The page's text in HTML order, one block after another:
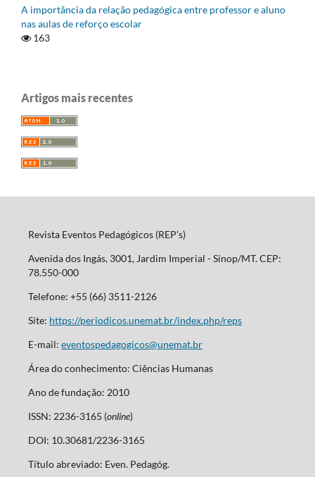
A importância da relação pedagógica entre professor e aluno
nas aulas de reforço escolar
163
Artigos mais recentes
Revista Eventos Pedagógicos (REP’s)
Avenida dos Ingás, 3001, Jardim Imperial - Sinop/MT. CEP:
78.550-000
Telefone: +55 (66) 3511-2126
Site: https://periodicos.unemat.br/index.php/reps
E-mail: eventospedagogicos@unemat.br
Área do conhecimento: Ciências Humanas
Ano de fundação: 2010
ISSN: 2236-3165 (online)
DOI: 10.30681/2236-3165
Título abreviado: Even. Pedagóg.